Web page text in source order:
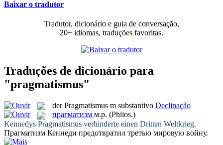
Baixar o tradutor
Tradutor, dicionário e guia de conversação,
20+ idiomas, traduções favoritas.
Traduções de dicionário para
"pragmatismus"
derPragmatismus m substantivo Declinação
прагматизм м.р. (Philos.)
Kennedys Pragmatismus verhinderte einen Dritten Weltkrieg.
Прагматизм Кеннеди предотвратил третью мировую войну.